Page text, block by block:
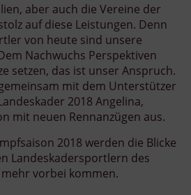
aber auch die Vereine der
auf diese Leistungen. Denn
von heute sind unsere
Nachwuchs Perspektiven
setzen, das ist unser Anspruch.
mit dem Unterstützer
2018 Angelina,
mit neuen Rennanzügen aus.
2018 werden die Blicke
Landeskadersportlern des
vorbei kommen.